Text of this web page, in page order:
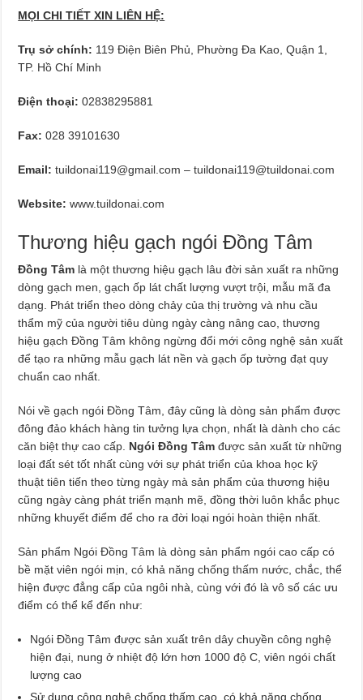
MỌI CHI TIẾT XIN LIÊN HỆ:
Trụ sở chính: 119 Điện Biên Phủ, Phường Đa Kao, Quận 1,
TP. Hồ Chí Minh
Điện thoại: 02838295881
Fax:028 39101630
Email: tuildonai119@gmail.com –tuildonai119@tuildonai.com
Website:www.tuildonai.com
Thương hiệu gạch ngói Đồng Tâm
Đồng Tâm là một thương hiệu gạch lâu đời sản xuất ra những
dòng gạch men, gạch ốp lát chất lượng vượt trội, mẫu mã đa
dạng. Phát triển theo dòng chảy của thị trường và nhu cầu
thẩm mỹ của người tiêu dùng ngày càng nâng cao, thương
hiệu gạch Đồng Tâm không ngừng đổi mới công nghệ sản xuất
để tạo ra những mẫu gạch lát nền và gạch ốp tường đạt quy
chuẩn cao nhất.
Nói về gạch ngói Đồng Tâm, đây cũng là dòng sản phẩm được
đông đảo khách hàng tin tưởng lựa chọn, nhất là dành cho các
căn biệt thự cao cấp. Ngói Đồng Tâmđược sản xuất từ những
loại đất sét tốt nhất cùng với sự phát triển của khoa học kỹ
thuật tiên tiến theo từng ngày mà sản phẩm của thương hiệu
cũng ngày càng phát triển mạnh mẽ, đồng thời luôn khắc phục
những khuyết điểm để cho ra đời loại ngói hoàn thiện nhất.
Sản phẩm Ngói Đồng Tâm là dòng sản phẩm ngói cao cấp có
bề mặt viên ngói mịn, có khả năng chống thấm nước, chắc, thể
hiện được đẳng cấp của ngôi nhà, cùng với đó là vô số các ưu
điểm có thể kể đến như:
Ngói Đồng Tâm được sản xuất trên dây chuyền công nghệ
hiện đại, nung ở nhiệt độ lớn hơn 1000 độ C, viên ngói chất
lượng cao
Sử dụng công nghệ chống thấm cao, có khả năng chống